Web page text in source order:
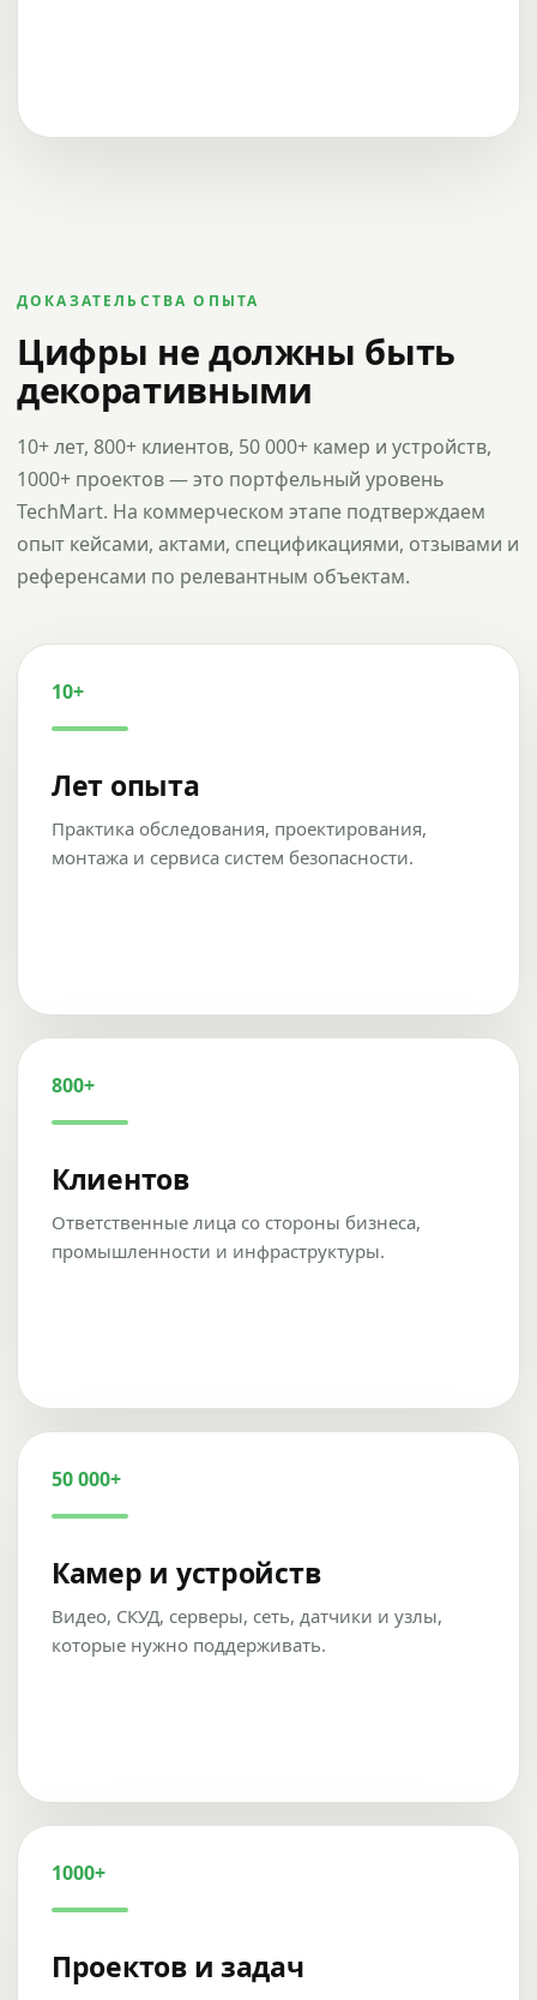
ДОКАЗАТЕЛЬСТВА ОПЫТА
Цифры не должны быть
декоративными
10+ лет, 800+ клиентов, 50 000+ камер и устройств,
1000+ проектов — это портфельный уровень
TechMart. На коммерческом этапе подтверждаем
опыт кейсами, актами, спецификациями, отзывами и
референсами по релевантным объектам.
10+
Лет опыта
Практика обследования, проектирования,
монтажа и сервиса систем безопасности.
800+
Клиентов
Ответственные лица со стороны бизнеса,
промышленности и инфраструктуры.
50 000+
Камер и устройств
Видео, СКУД, серверы, сеть, датчики и узлы,
которые нужно поддерживать.
1000+
Проектов и задач